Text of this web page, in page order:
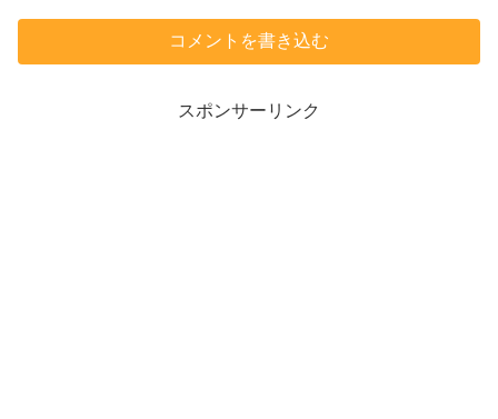
コメントを書き込む
スポンサーリンク